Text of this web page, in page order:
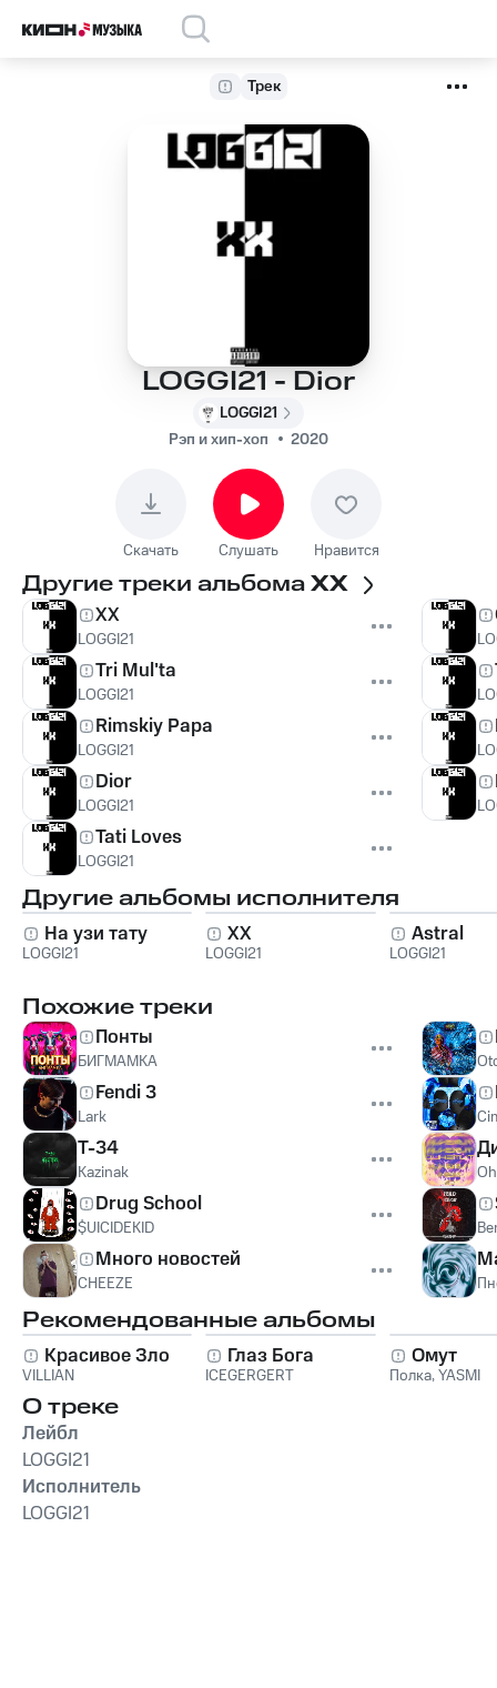
Трек
LOGGI21 - Dior
LOGGI21
Рэп и хип-хоп
2020
Скачать Слушать Нравится
Другие треки альбомаXX
XX
LOGGI21
Tri Mul'ta
LOGGI21
Rimskiy Papa
LOGGI21
Dior
LOGGI21
Tati Loves
LOGGI21
Другие альбомы исполнителя
На узи тату
LOGGI21
XX
LOGGI21
Astral
LOGGI21
Похожие треки
Понты
БИГМАМКА
Fendi 3
Lark
T-34
Kazinak
Drug School
$UICIDEKID
Много новостей
CHEEZE
Рекомендованные альбомы
Красивое Зло
VILLIAN
Глаз Бога
ICEGERGERT
Омут
Полка,YASMI
О треке
Лейбл
LOGGI21
Исполнитель
LOGGI21